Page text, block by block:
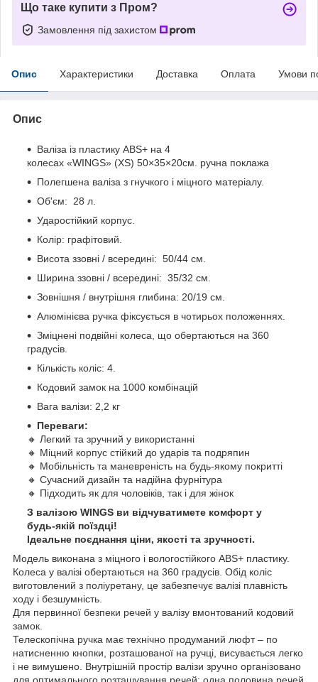
Що таке купити з Пром?
Замовлення під захистом
Опис Характеристики Доставка Оплата Умови
Опис
Валіза із пластику ABS+ на 4
колесах «WINGS» (XS) 50×35×20см. ручна поклажа
Полегшена валіза з гнучкого і міцного матеріалу.
Об'єм: 28 л.
Ударостійкий корпус.
Колір: графітовий.
Висота ззовні / всередині: 50/44 см.
Ширина ззовні / всередині: 35/32 см.
Зовнішня / внутрішня глибина: 20/19 см.
Алюмінієва ручка фіксується в чотирьох положеннях.
Зміцнені подвійні колеса, що обертаються на 360
градусів.
Кількість коліс: 4.
Кодовий замок на 1000 комбінацій
Вага валізи: 2,2 кг
Переваги:
🔸 Легкий та зручний у використанні
🔸 Міцний корпус стійкий до ударів та подряпин
🔸 Мобільність та маневреність на будь-якому покритті
🔸 Сучасний дизайн та надійна фурнітура
🔸 Підходить як для чоловіків, так і для жінок
З валізою WINGS ви відчуватимете комфорт у
будь-якій поїздці!
Ідеальне поєднання ціни, якості та зручності.
Модель виконана з міцного і вологостійкого ABS+ пластику.
Колеса у валізі обертаються на 360 градусів. Обід коліс
виготовлений з поліуретану, це забезпечує валізі плавність
ходу і безшумність.
Для первинної безпеки речей у валізу вмонтований кодовий
замок.
Телескопічна ручка має технічно продуманий люфт – по
натисненню кнопки, розташованої на ручці, висувається легко
і не вимушено. Внутрішній простір валізи зручно організовано
для оптимального розташування речей: одна половина речей